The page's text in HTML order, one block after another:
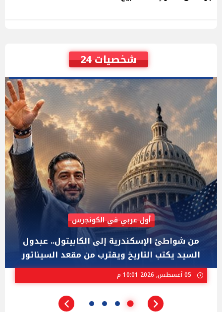
شخصيات 24
AIPAC رصدت 30 مليون دولار لإضعافه
"عبد الرحمن السيد" المصري الذى يواجه "هايلي
ستيفنز" وإيباك الاسرائيلية بإنتخابات ميشيجان